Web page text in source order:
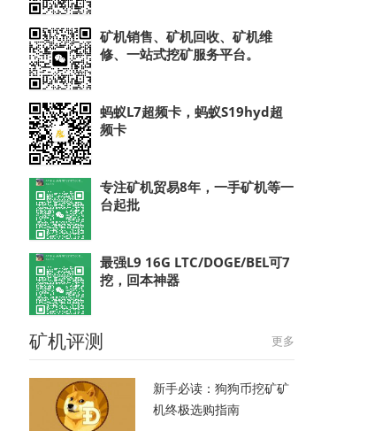
矿机销售、矿机回收、矿机维
修、一站式挖矿服务平台。
蚂蚁L7超频卡，蚂蚁S19hyd超
频卡
专注矿机贸易8年，一手矿机等一
台起批
最强L9 16G LTC/DOGE/BEL可7
挖，回本神器
更多
矿机评测
新手必读：狗狗币挖矿矿
机终极选购指南